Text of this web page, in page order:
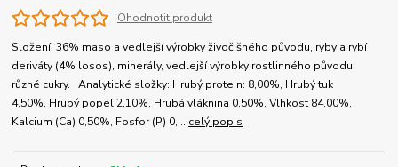
Ohodnotit produkt
Složení: 36% maso a vedlejší výrobky živočišného původu, ryby a rybí
deriváty (4% losos), minerály, vedlejší výrobky rostlinného původu,
různé cukry. Analytické složky: Hrubý protein: 8,00%, Hrubý tuk
4,50%, Hrubý popel 2,10%, Hrubá vláknina 0,50%, Vlhkost 84,00%,
Kalcium (Ca) 0,50%, Fosfor (P) 0,... celý popis